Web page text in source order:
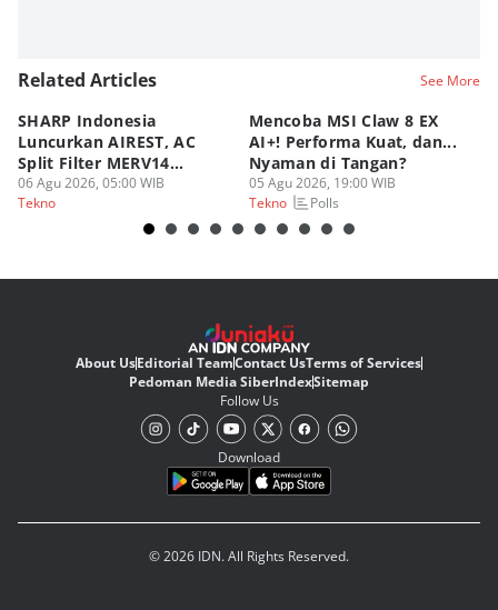
Related Articles See More
SHARP Indonesia
Luncurkan AIREST, AC
Split Filter MERV14
Perdana!
06 Agu 2026, 05:00 WIB
Tekno
Mencoba MSI Claw 8 EX
AI+! Performa Kuat, dan...
Nyaman di Tangan?
05 Agu 2026, 19:00 WIB
Tekno
Polls
About UsEditorial TeamContact UsTerms of Services
Pedoman Media SiberIndexSitemap
Follow Us
Download
© 2026 IDN. All Rights Reserved.